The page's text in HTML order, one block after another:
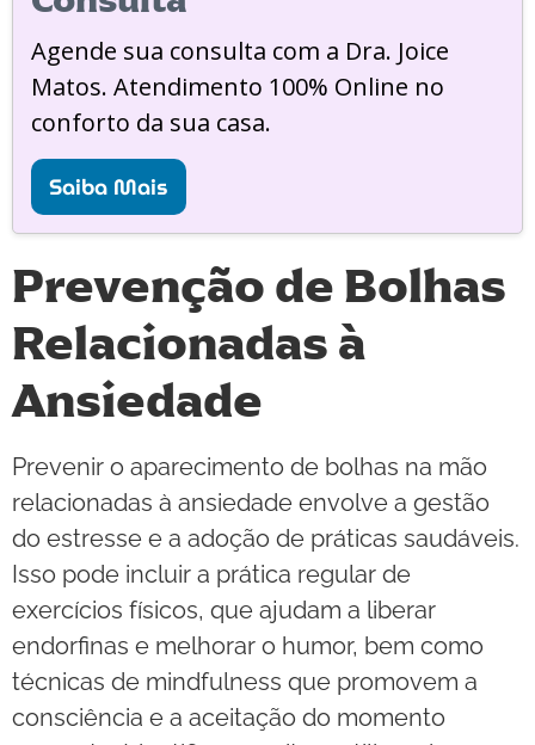
Agende sua consulta com a Dra. Joice
Matos. Atendimento 100% Online no
conforto da sua casa.
Saiba Mais
Prevenção de Bolhas
Relacionadas à
Ansiedade
Prevenir o aparecimento de bolhas na mão
relacionadas à ansiedade envolve a gestão
do estresse e a adoção de práticas saudáveis.
Isso pode incluir a prática regular de
exercícios físicos, que ajudam a liberar
endorfinas e melhorar o humor, bem como
técnicas de mindfulness que promovem a
consciência e a aceitação do momento